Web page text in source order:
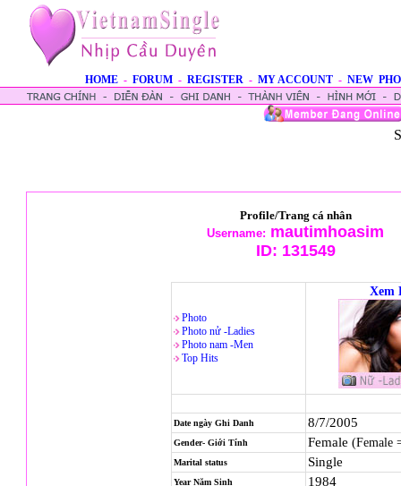
HOME - FORUM - REGISTER - MY ACCOUNT - NEW
Profile/Trang cá nhân
Username: mautimhoasim
ID: 131549
Photo
Photo nử -Ladies
Photo nam -Men
Top Hits
Xem
Date ngày Ghi Danh 8/7/2005
Gender- Giới Tính Female (Female
Marital status Single
Year Năm Sinh 1984